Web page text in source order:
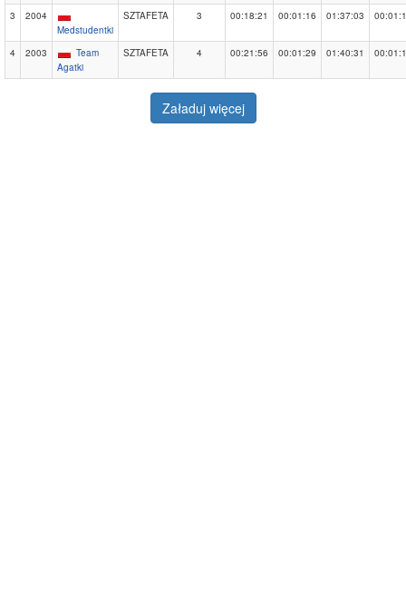
3
2004
Medstudentki
SZTAFETA 3 00:18:21 00:01:16 01:37:03
4 2003
Team
Agatki
SZTAFETA 4 00:21:56 00:01:29 01:40:31
Załaduj więcej